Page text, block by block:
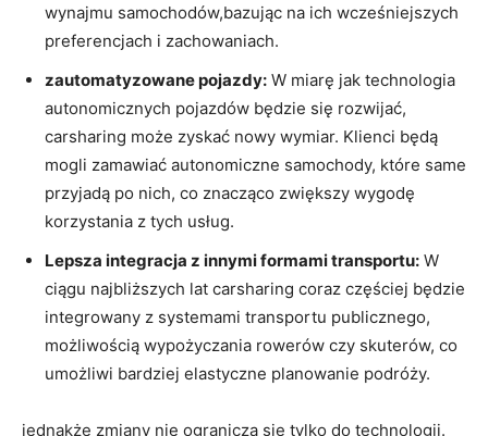
wynajmu samochodów,bazując na ich wcześniejszych
preferencjach i zachowaniach.
zautomatyzowane pojazdy: W miarę jak technologia
autonomicznych pojazdów będzie się rozwijać,
carsharing może zyskać nowy wymiar. Klienci będą
mogli zamawiać autonomiczne samochody, które same
przyjadą po nich, co znacząco zwiększy wygodę
korzystania z tych usług.
Lepsza integracja z innymi formami transportu: W
ciągu najbliższych lat carsharing coraz częściej będzie
integrowany z systemami transportu publicznego,
możliwością wypożyczania rowerów czy skuterów, co
umożliwi bardziej elastyczne planowanie podróży.
jednakże zmiany nie ograniczą się tylko do technologii.